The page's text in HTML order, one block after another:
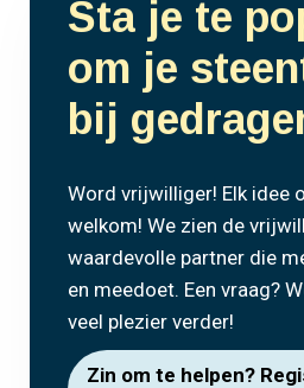
Sta je te
om je
bij
Word vrijwilliger! Elk idee
welkom! We zien de
waardevolle partner die
en meedoet. Een vraag?
veel plezier verder!
Zin om te helpen?